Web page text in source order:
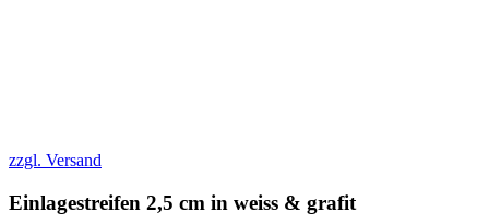
zzgl. Versand
Einlagestreifen 2,5 cm in weiss & grafit